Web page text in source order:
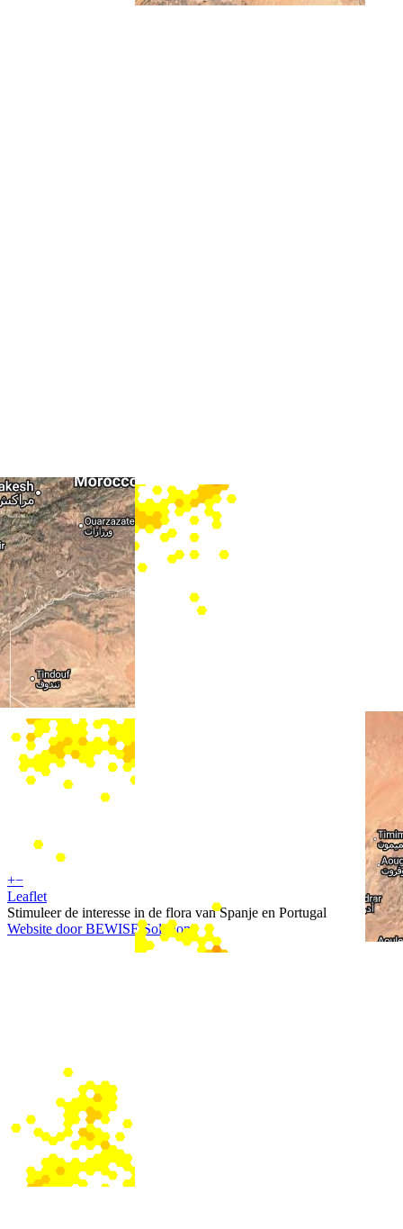
+−
Leaflet
Stimuleer de interesse in de flora van Spanje en Portugal
Website door BEWISE Solutions